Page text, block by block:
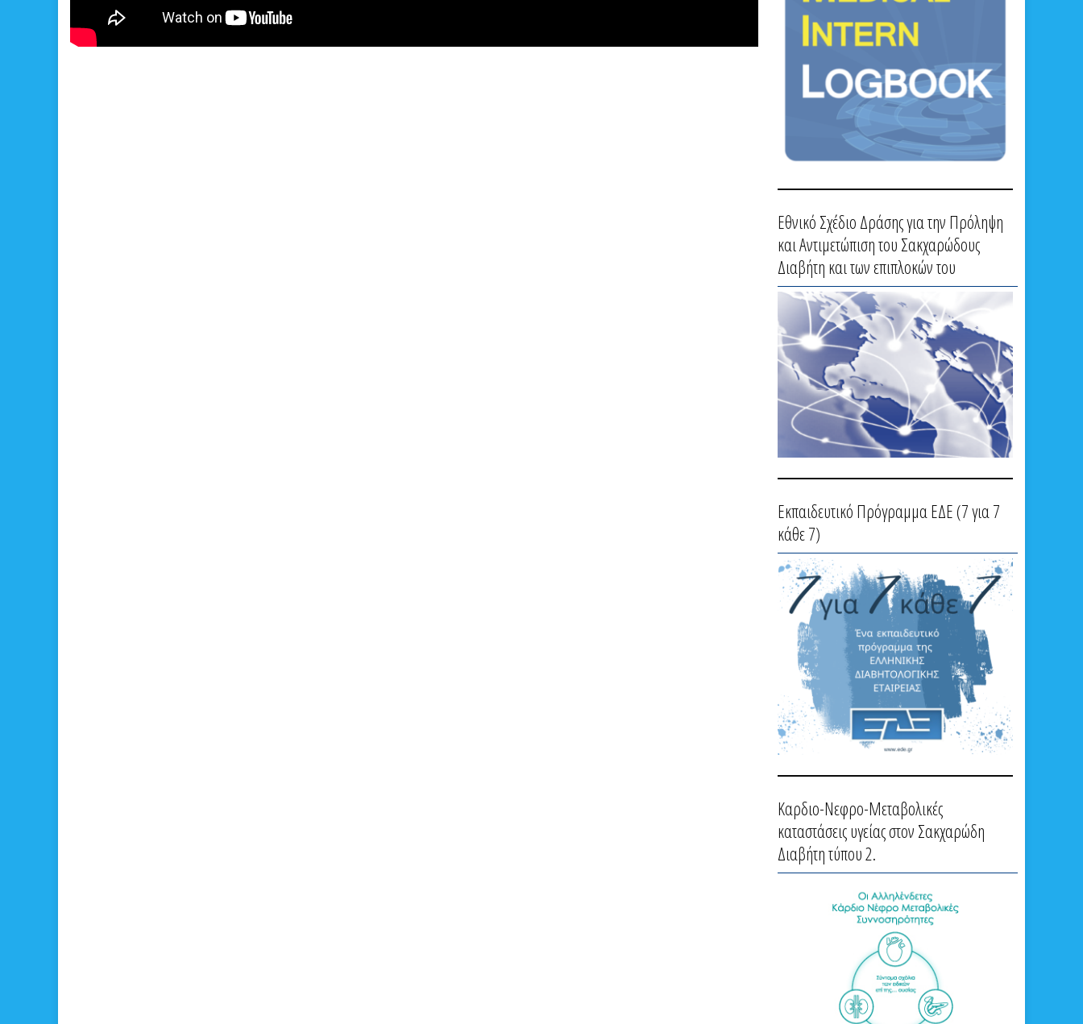
Εθνικό Σχέδιο Δράσης για την Πρόληψη
και Αντιμετώπιση του Σακχαρώδους
Διαβήτη και των επιπλοκών του
Εκπαιδευτικό Πρόγραμμα ΕΔΕ (7 για 7
κάθε 7)
Καρδιο-Νεφρο-Μεταβολικές
καταστάσεις υγείας στον Σακχαρώδη
Διαβήτη τύπου 2.